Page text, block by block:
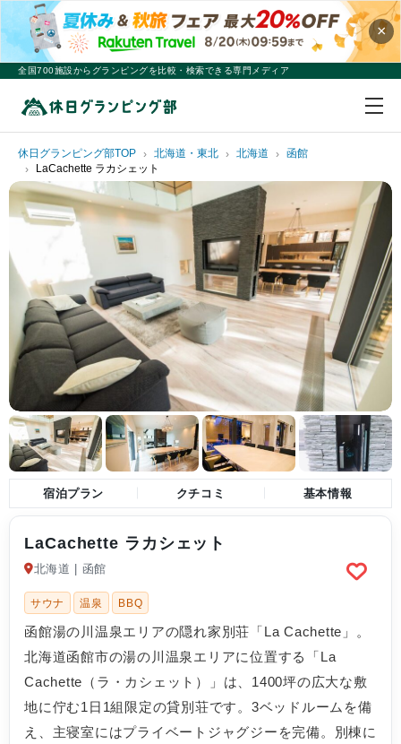
×
全国700施設からグランピングを比較・検索できる専門メディア
休日グランピング部TOP 北海道・東北 北海道
函館
LaCachette ラカシェット
宿泊プラン クチコミ 基本情報
LaCachette ラカシェット
北海道 | 函館
サウナ 温泉 BBQ
函館湯の川温泉エリアの隠れ家別荘「La Cachette」。
北海道函館市の湯の川温泉エリアに位置する「La
Cachette（ラ・カシェット）」は、1400坪の広大な敷
地に佇む1日1組限定の貸別荘です。3ベッドルームを備
え、主寝室にはプライベートジャグジーを完備。別棟に